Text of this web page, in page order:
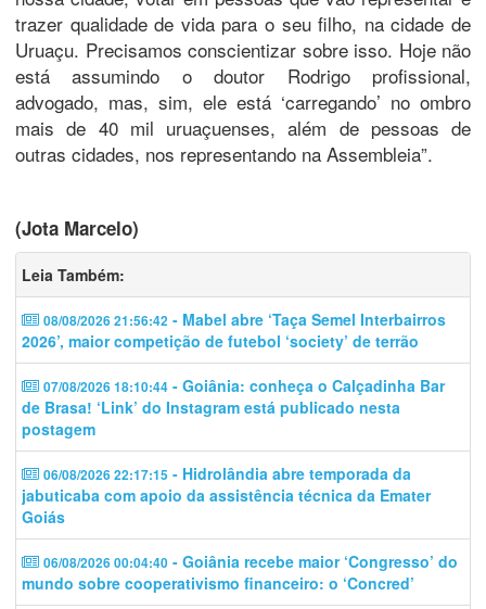
trazer qualidade de vida para o seu filho, na cidade de
Uruaçu. Precisamos conscientizar sobre isso. Hoje não
está assumindo o doutor Rodrigo profissional,
advogado, mas, sim, ele está ‘carregando’ no ombro
mais de 40 mil uruaçuenses, além de pessoas de
outras cidades, nos representando na Assembleia”.
(Jota Marcelo)
Leia Também:
08/08/2026 21:56:42 - Mabel abre ‘Taça Semel Interbairros
2026’, maior competição de futebol ‘society’ de terrão
07/08/2026 18:10:44 - Goiânia: conheça o Calçadinha Bar
de Brasa! ‘Link’ do Instagram está publicado nesta
postagem
06/08/2026 22:17:15 - Hidrolândia abre temporada da
jabuticaba com apoio da assistência técnica da Emater
Goiás
06/08/2026 00:04:40 - Goiânia recebe maior ‘Congresso’ do
mundo sobre cooperativismo financeiro: o ‘Concred’